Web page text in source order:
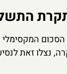
נצלו זאת